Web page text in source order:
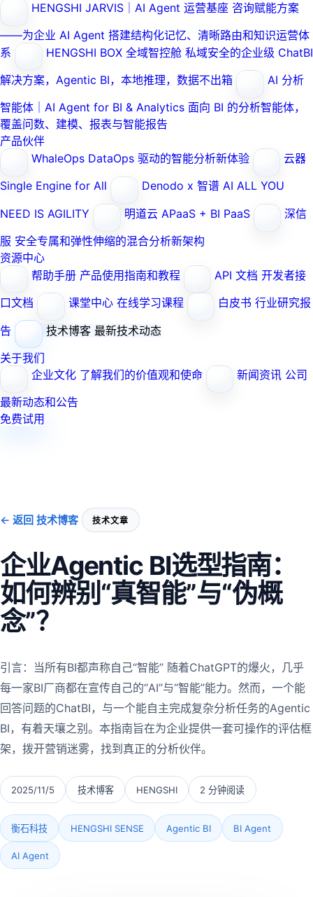
HENGSHI JARVIS｜AI Agent 运营基座 咨询赋能方案
——为企业 AI Agent 搭建结构化记忆、清晰路由和知识运营体
系
HENGSHI BOX 全域智控舱 私域安全的企业级 ChatBI
解决方案，Agentic BI，本地推理，数据不出箱
AI 分析
智能体｜AI Agent for BI & Analytics 面向 BI 的分析智能体，
覆盖问数、建模、报表与智能报告
产品伙伴
WhaleOps DataOps 驱动的智能分析新体验
云器
Single Engine for All
Denodo x 智谱 AI ALL YOU
NEED IS AGILITY
明道云 APaaS + BI PaaS
深信
服 安全专属和弹性伸缩的混合分析新架构
资源中心
帮助手册 产品使用指南和教程 API 文档 开发者接
口文档
课堂中心 在线学习课程 白皮书 行业研究报
告
技术博客 最新技术动态
关于我们
企业文化 了解我们的价值观和使命 新闻资讯 公司
最新动态和公告
免费试用
← 返回 技术博客 技术文章
企业Agentic BI选型指南：
如何辨别“真智能”与“伪概
念”？
引言：当所有BI都声称自己“智能” 随着ChatGPT的爆火，几乎
每一家BI厂商都在宣传自己的“AI”与“智能”能力。然而，一个能
回答问题的ChatBI，与一个能自主完成复杂分析任务的Agentic
BI，有着天壤之别。本指南旨在为企业提供一套可操作的评估框
架，拨开营销迷雾，找到真正的分析伙伴。
2025/11/5 技术博客 HENGSHI 2 分钟阅读
衡石科技 HENGSHI SENSE Agentic BI BI Agent
AI Agent